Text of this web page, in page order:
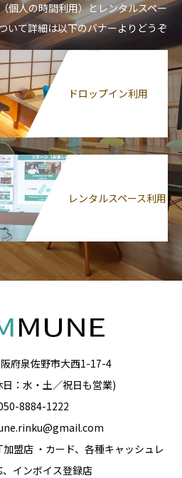
個人の時間利用）とレンタルスペー
いて詳細は以下のバナーよりどうぞ
ドロップイン利用
レンタルスペース利用
府泉佐野市大西1-17-4
：水・土／祝日も営業)
8884-1222
盟店 ・カード、各種キャッシュレ
、インボイス登録店